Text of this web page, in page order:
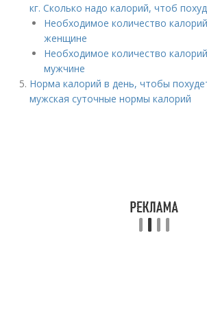
кг. Сколько надо калорий, чтоб
Необходимое количество
женщине
Необходимое количество
мужчине
Норма калорий в день, чтобы
мужская суточные нормы калорий